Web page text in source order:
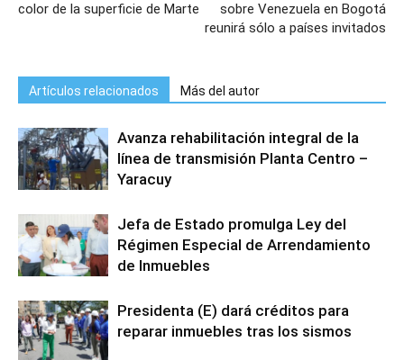
color de la superficie de Marte
sobre Venezuela en Bogotá
reunirá sólo a países invitados
Artículos relacionados Más del autor
Avanza rehabilitación integral de la
línea de transmisión Planta Centro –
Yaracuy
Jefa de Estado promulga Ley del
Régimen Especial de Arrendamiento
de Inmuebles
Presidenta (E) dará créditos para
reparar inmuebles tras los sismos